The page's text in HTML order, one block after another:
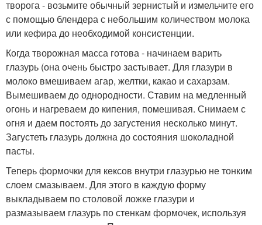
творога - возьмите обычный зернистый и измельчите его
с помощью блендера с небольшим количеством молока
или кефира до необходимой консистенции.
Когда творожная масса готова - начинаем варить
глазурь (она очень быстро застывает. Для глазури в
молоко вмешиваем агар, желтки, какао и сахарзам.
Вымешиваем до однородности. Ставим на медленный
огонь и нагреваем до кипения, помешивая. Снимаем с
огня и даем постоять до загустения несколько минут.
Загустеть глазурь должна до состояния шоколадной
пасты.
Теперь формочки для кексов внутри глазурью не тонким
слоем смазываем. Для этого в каждую форму
выкладываем по столовой ложке глазури и
размазываем глазурь по стенкам формочек, используя